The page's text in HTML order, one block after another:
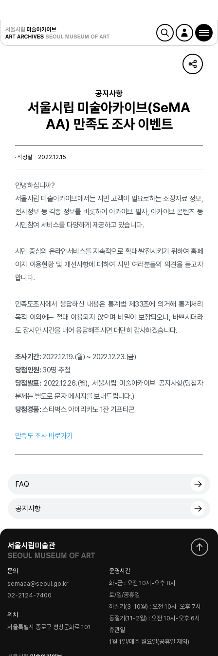
공지사항
서울시립 미술아카이브(SeMA
AA) 만족도 조사 이벤트
작성일 2022.12.15
안녕하십니까?
서울시립 미술아카이브에서는 시민 고객이 필요로하는 소장자료 정보,
전시정보 등 각종 정보를 비롯하여 아카이브 필사, 아카이브 콘텐츠 등
시민참여 서비스를 다양하게 제공하고 있습니다.
시민 중심의 온라인서비스를 지속적으로 확대·발전시키기 위하여 홈페
이지 이용현황 및 개선사항에 대하여 시민 여러분들의 의견을 듣고자
합니다.
만족도조사에서 응답하신 내용은 통계법 제33조에 의거해 통계처리
목적 이외에는 절대 이용되지 않으며 비밀이 보장되오니, 바쁘시더라
도 잠시만 시간을 내어 응답해주시면 대단히 감사하겠습니다.
조사기간:2022.12.19.(월) ~ 2022.12.23.(금)
당첨인원: 30명 추첨
당첨발표: 2022.12.26.(월), 서울시립 미술아카이브 공지사항(당첨자
분께는 별도로 문자 메시지를 보내드립니다.)
당첨경품:스타벅스 아메리카노 1잔 기프티콘
만족도 조사 바로가기
FAQ
공지사항
문의
semaaa@seoul.go.kr
02-2124-7400
위치
서울특별시 종로구 평창문화로 101
운영시간
화-금 : 오전 10시-오후 8시
토/일/공휴일
하절기(3-10월) : 오전 10시-오후 7시
동절기(11-2월) : 오전 10시-오후 6시
휴관일
1월 1일/매주 월요일(공휴일 제외)
로